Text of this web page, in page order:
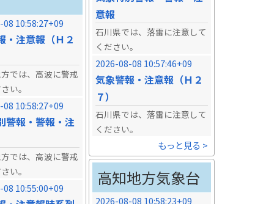
意報
石川県では、落雷に注意して
ください。
2026-08-08 10:57:46+09
気象警報・注意報（Ｈ２
７）
石川県では、落雷に注意して
ください。
もっと見る >
10:58:27+09
・注意報（Ｈ２
では、高波に警戒
い。
10:58:27+09
警報・警報・注
では、高波に警戒
い。
10:55:00+09 高知地方気象台
2026-08-08 10:58:23+09